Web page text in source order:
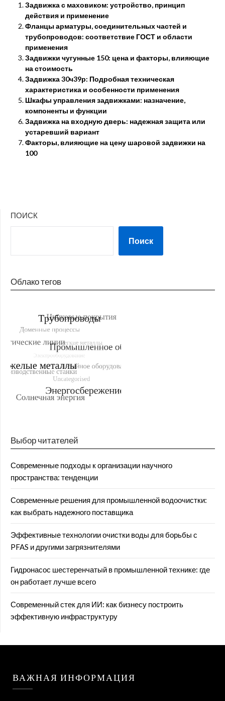
Задвижка с маховиком: устройство, принцип
действия и применение
Фланцы арматуры, соединительных частей и
трубопроводов: соответствие ГОСТ и области
применения
Задвижки чугунные 150: цена и факторы, влияющие
на стоимость
Задвижка 30ч39р: Подробная техническая
характеристика и особенности применения
Шкафы управления задвижками: назначение,
компоненты и функции
Задвижка на входную дверь: надежная защита или
устаревший вариант
Факторы, влияющие на цену шаровой задвижки на
100
ПОИСК
Поиск
Облако тегов
Выбор читателей
Современные подходы к организации научного
пространства: тенденции
Современные решения для промышленной водоочистки:
как выбрать надежного поставщика
Эффективные технологии очистки воды для борьбы с
PFAS и другими загрязнителями
Гидронасос шестеренчатый в промышленной технике: где
он работает лучше всего
Современный стек для ИИ: как бизнесу построить
эффективную инфраструктуру
ВАЖНАЯ ИНФОРМАЦИЯ